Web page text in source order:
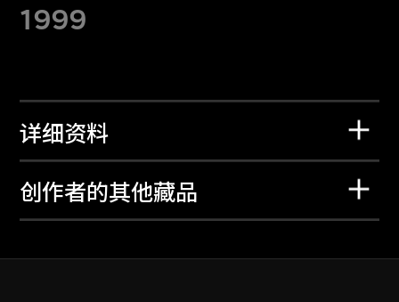
1999
详细资料
创作者的其他藏品